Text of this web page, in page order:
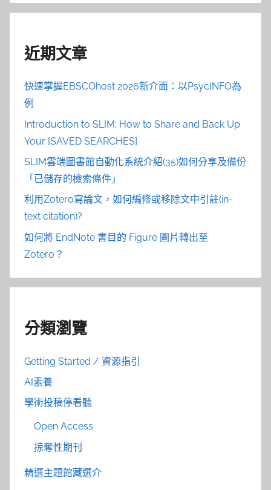
近期文章
快速掌握EBSCOhost 2026新介面：以PsycINFO為
例
Introduction to SLIM: How to Share and Back Up
Your [SAVED SEARCHES]
SLIM雲端圖書館自動化系統介紹(35)如何分享及備份
「已儲存的檢索條件」
利用Zotero寫論文，如何編修或移除文中引註(in-
text citation)?
如何將 EndNote 書目的 Figure 圖片轉出至
Zotero？
分類瀏覽
Getting Started / 資源指引
AI素養
學術投稿停看聽
Open Access
掠奪性期刊
精選主題館藏選介